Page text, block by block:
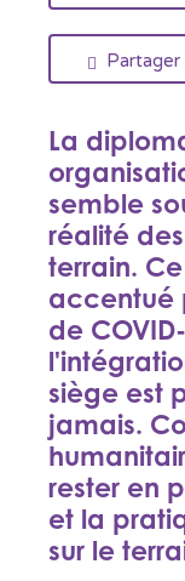
Partager
La
semble
réalité
terrain.
accentué
de
siège est
jamais.
rester en
et la
sur le